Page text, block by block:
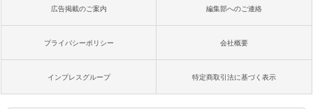
広告掲載のご案内 編集部へのご連絡
プライバシーポリシー 会社概要
インプレスグループ 特定商取引法に基づく表示